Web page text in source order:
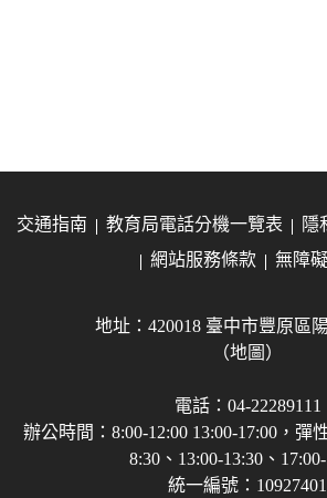
交通指南 教育局電話分機一覽表
隱
網站服務條款
無障
地址：420018 臺中市豐原區
（地圖）
電話：04-22289111
辦公時間：8:00-12:00 13:00-17:00，彈
8:30、13:00-13:30、
統一編號：10927401